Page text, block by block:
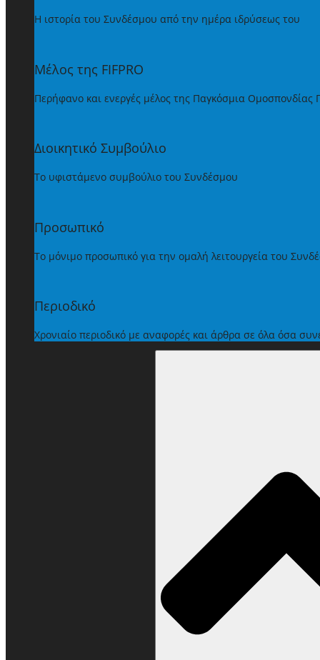
Η ιστορία του Συνδέσμου από την ημέρα ιδρύσεως του
Μέλος της FIFPRO
Περήφανο και ενεργές μέλος της Παγκόσμια Ομοσπονδίας
Διοικητικό Συμβούλιο
Το υφιστάμενο συμβούλιο του Συνδέσμου
Προσωπικό
Το μόνιμο προσωπικό για την ομαλή λειτουργεία του
Περιοδικό
Χρονιαίο περιοδικό με αναφορές και άρθρα σε όλα όσα